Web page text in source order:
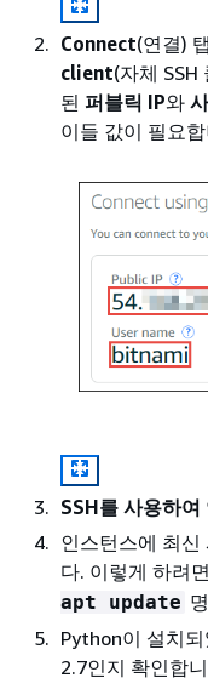
Connect(연결)
client(자체
된 퍼블릭 IP와
이들 값이 필요
SSH를 사용하여
인스턴스에 최신
다. 이렇게 하려
apt update
Python이 설치
2.7인지 확인합